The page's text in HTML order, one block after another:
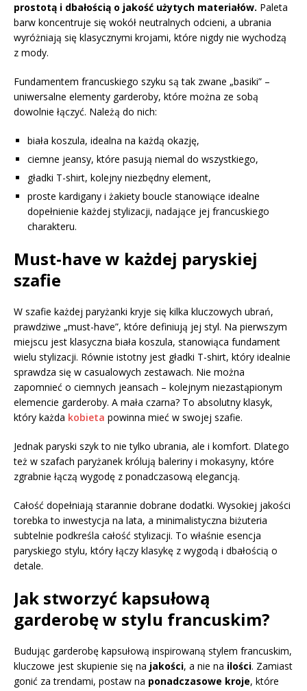
prostotą i dbałością o jakość użytych materiałów. Paleta
barw koncentruje się wokół neutralnych odcieni, a ubrania
wyróżniają się klasycznymi krojami, które nigdy nie wychodzą
z mody.
Fundamentem francuskiego szyku są tak zwane „basiki” –
uniwersalne elementy garderoby, które można ze sobą
dowolnie łączyć. Należą do nich:
biała koszula, idealna na każdą okazję,
ciemne jeansy, które pasują niemal do wszystkiego,
gładki T-shirt, kolejny niezbędny element,
proste kardigany i żakiety boucle stanowiące idealne
dopełnienie każdej stylizacji, nadające jej francuskiego
charakteru.
Must-have w każdej paryskiej
szafie
W szafie każdej paryżanki kryje się kilka kluczowych ubrań,
prawdziwe „must-have”, które definiują jej styl. Na pierwszym
miejscu jest klasyczna biała koszula, stanowiąca fundament
wielu stylizacji. Równie istotny jest gładki T-shirt, który idealnie
sprawdza się w casualowych zestawach. Nie można
zapomnieć o ciemnych jeansach – kolejnym niezastąpionym
elemencie garderoby. A mała czarna? To absolutny klasyk,
który każda kobieta powinna mieć w swojej szafie.
Jednak paryski szyk to nie tylko ubrania, ale i komfort. Dlatego
też w szafach paryżanek królują baleriny i mokasyny, które
zgrabnie łączą wygodę z ponadczasową elegancją.
Całość dopełniają starannie dobrane dodatki. Wysokiej jakości
torebka to inwestycja na lata, a minimalistyczna biżuteria
subtelnie podkreśla całość stylizacji. To właśnie esencja
paryskiego stylu, który łączy klasykę z wygodą i dbałością o
detale.
Jak stworzyć kapsułową
garderobę w stylu francuskim?
Budując garderobę kapsułową inspirowaną stylem francuskim,
kluczowe jest skupienie się na jakości, a nie na ilości. Zamiast
gonić za trendami, postaw na ponadczasowe kroje, które